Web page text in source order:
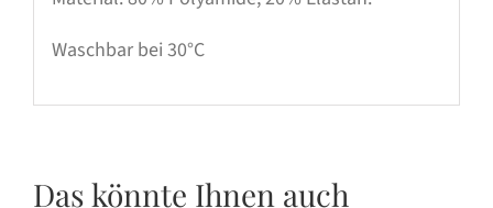
Waschbar bei 30°C
Das könnte Ihnen auch